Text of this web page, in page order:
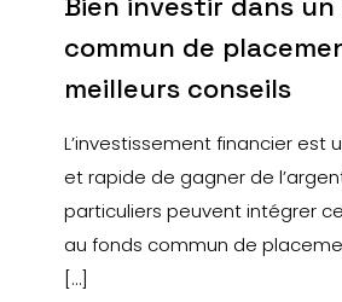
commun de
meilleurs conseils
L’investissement financier est
et rapide de gagner de
particuliers peuvent intégrer
au fonds commun de
[…]